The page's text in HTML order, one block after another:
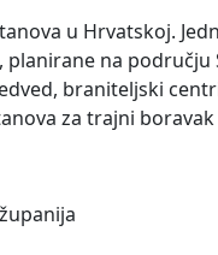
u Hrvatskoj.
planirane na
braniteljski
za trajni